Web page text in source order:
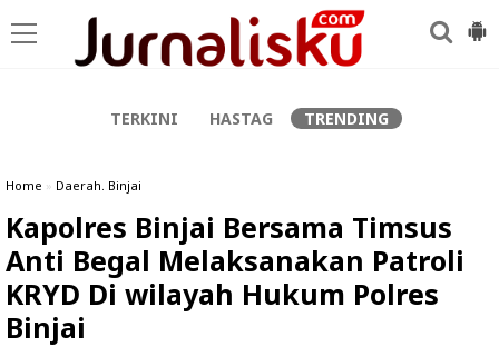
TERKINI HASTAG TRENDING
Home » Daerah. Binjai
Kapolres Binjai Bersama Timsus
Anti Begal Melaksanakan Patroli
KRYD Di wilayah Hukum Polres
Binjai